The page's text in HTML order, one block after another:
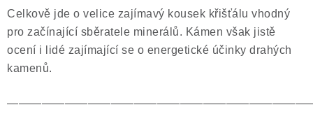
Celkově jde o velice zajímavý kousek křišťálu vhodný
pro začínající sběratele minerálů. Kámen však jistě
ocení i lidé zajímající se o energetické účinky drahých
kamenů.